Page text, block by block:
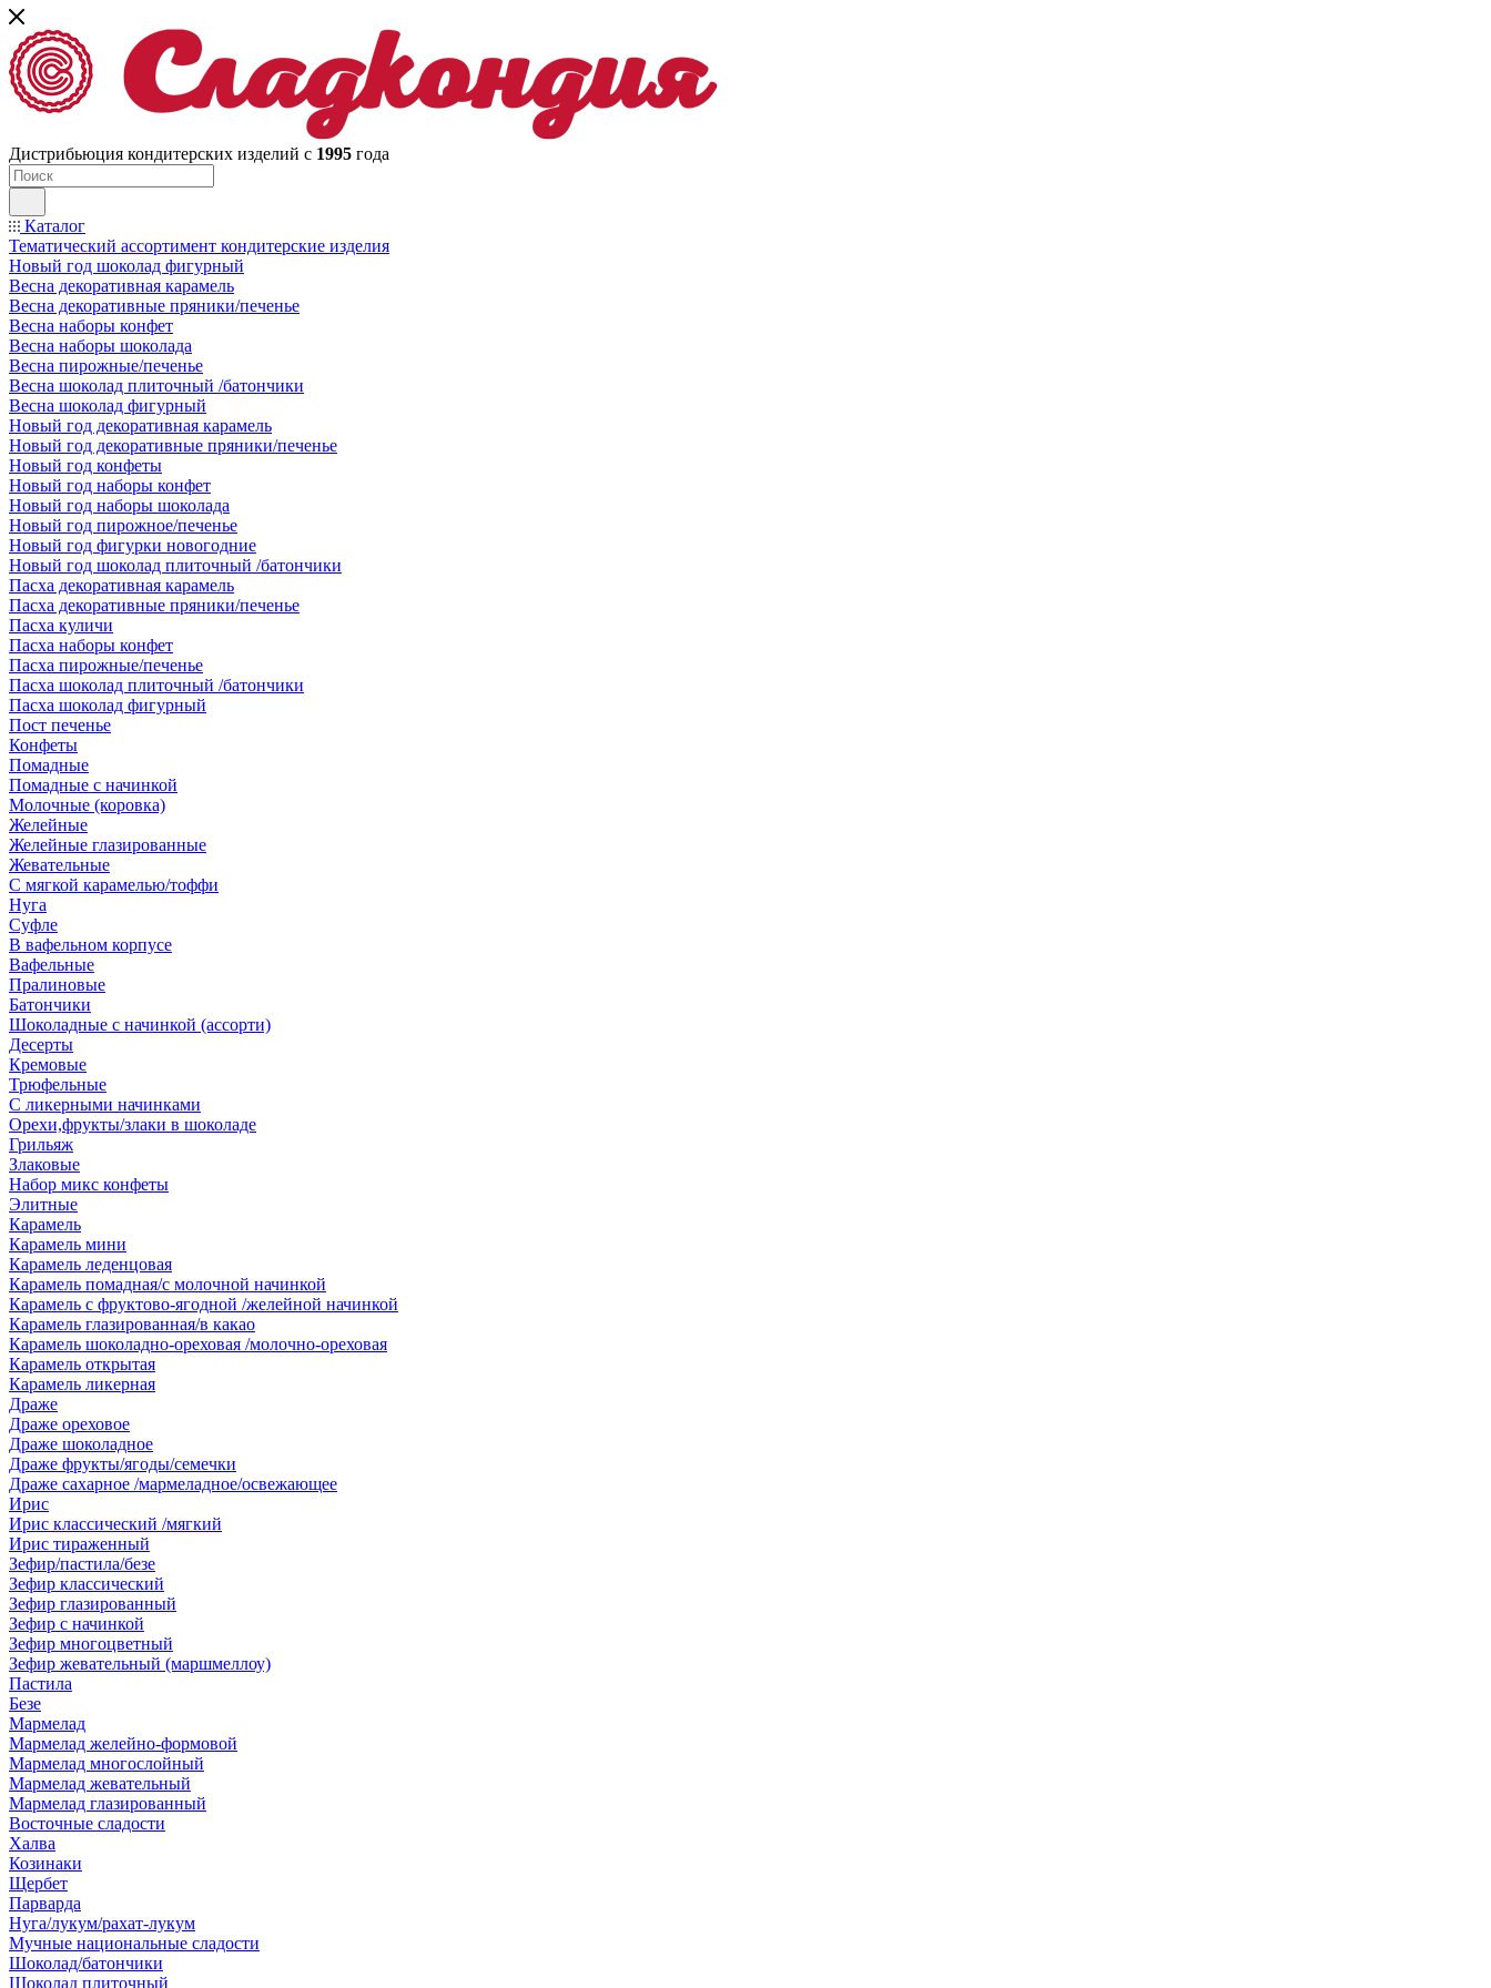
Дистрибьюция кондитерских изделий с 1995 года
Каталог
Тематический ассортимент кондитерские изделия
Новый год шоколад фигурный
Весна декоративная карамель
Весна декоративные пряники/печенье
Весна наборы конфет
Весна наборы шоколада
Весна пирожные/печенье
Весна шоколад плиточный /батончики
Весна шоколад фигурный
Новый год декоративная карамель
Новый год декоративные пряники/печенье
Новый год конфеты
Новый год наборы конфет
Новый год наборы шоколада
Новый год пирожное/печенье
Новый год фигурки новогодние
Новый год шоколад плиточный /батончики
Пасха декоративная карамель
Пасха декоративные пряники/печенье
Пасха куличи
Пасха наборы конфет
Пасха пирожные/печенье
Пасха шоколад плиточный /батончики
Пасха шоколад фигурный
Пост печенье
Конфеты
Помадные
Помадные с начинкой
Молочные (коровка)
Желейные
Желейные глазированные
Жевательные
С мягкой карамелью/тоффи
Нуга
Суфле
В вафельном корпусе
Вафельные
Пралиновые
Батончики
Шоколадные с начинкой (ассорти)
Десерты
Кремовые
Трюфельные
С ликерными начинками
Орехи,фрукты/злаки в шоколаде
Грильяж
Злаковые
Набор микс конфеты
Элитные
Карамель
Карамель мини
Карамель леденцовая
Карамель помадная/с молочной начинкой
Карамель с фруктово-ягодной /желейной начинкой
Карамель глазированная/в какао
Карамель шоколадно-ореховая /молочно-ореховая
Карамель открытая
Карамель ликерная
Драже
Драже ореховое
Драже шоколадное
Драже фрукты/ягоды/семечки
Драже сахарное /мармеладное/освежающее
Ирис
Ирис классический /мягкий
Ирис тираженный
Зефир/пастила/безе
Зефир классический
Зефир глазированный
Зефир с начинкой
Зефир многоцветный
Зефир жевательный (маршмеллоу)
Пастила
Безе
Мармелад
Мармелад желейно-формовой
Мармелад многослойный
Мармелад жевательный
Мармелад глазированный
Восточные сладости
Халва
Козинаки
Щербет
Парварда
Нуга/лукум/рахат-лукум
Мучные национальные сладости
Шоколад/батончики
Шоколад плиточный